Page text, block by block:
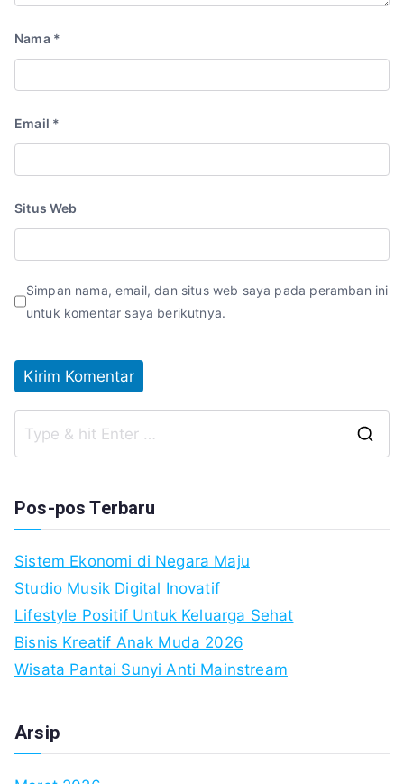
Nama *
Email *
Situs Web
Simpan nama, email, dan situs web saya pada peramban ini
untuk komentar saya berikutnya.
Pos-pos Terbaru
Sistem Ekonomi di Negara Maju
Studio Musik Digital Inovatif
Lifestyle Positif Untuk Keluarga Sehat
Bisnis Kreatif Anak Muda 2026
Wisata Pantai Sunyi Anti Mainstream
Arsip